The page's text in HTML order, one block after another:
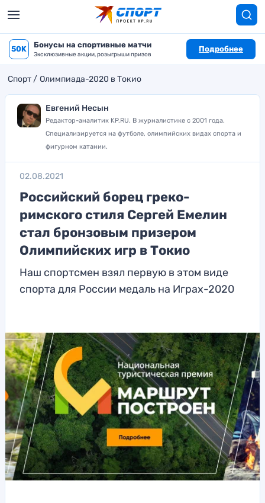
50K Бонусы на спортивные матчи
Эксклюзивные акции, розыгрыши призов
Подробнее
Спорт Олимпиада-2020 в Токио
Евгений Несын
Редактор-аналитик KP.RU. В журналистике с 2001 года.
Специализируется на футболе, олимпийских видах спорта и
фигурном катании.
02.08.2021
Российский борец греко-
римского стиля Сергей Емелин
стал бронзовым призером
Олимпийских игр в Токио
Наш спортсмен взял первую в этом виде
спорта для России медаль на Играх-2020